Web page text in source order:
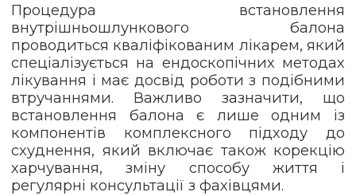
Процедура встановлення
внутрішньошлункового балона
проводиться кваліфікованим лікарем, який
спеціалізується на ендоскопічних методах
лікування і має досвід роботи з подібними
втручаннями. Важливо зазначити, що
встановлення балона є лише одним із
компонентів комплексного підходу до
схуднення, який включає також корекцію
харчування, зміну способу життя і
регулярні консультації з фахівцями.